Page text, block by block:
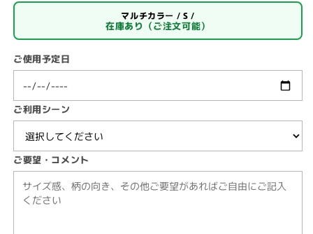
マルチカラー / S /
在庫あり（ご注文可能）
ご使用予定日
ご利用シーン
ご要望・コメント